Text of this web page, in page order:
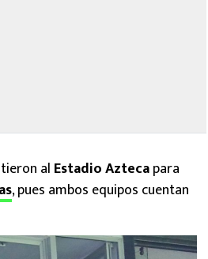
al Estadio Aztecapara
, pues ambos equipos cuentan